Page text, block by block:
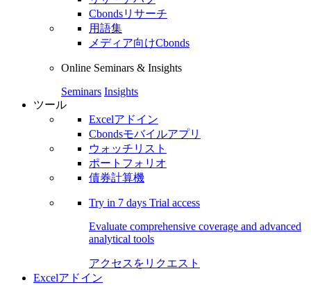
Cbondsリサーチ
用語集
メディア向けCbonds
Online Seminars & Insights
Seminars Insights
ツール
Excelアドイン
Cbondsモバイルアプリ
ウォッチリスト
ポートフォリオ
債券計算機
Try in 7 days Trial access
Evaluate comprehensive coverage and advanced
analytical tools
アクセスをリクエスト
Excelアドイン